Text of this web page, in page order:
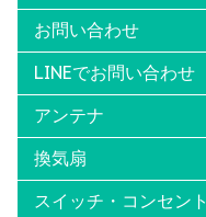
お問い合わせ
LINEでお問い合わせ
アンテナ
換気扇
スイッチ・コンセント